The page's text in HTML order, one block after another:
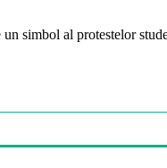
simbol al protestelor